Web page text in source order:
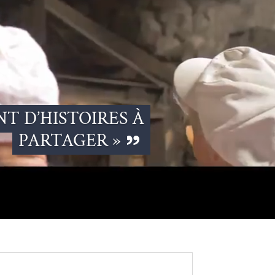
D’HISTOIRES À
PARTAGER »